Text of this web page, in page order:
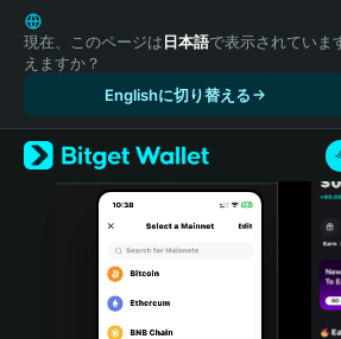
English
日本語
Tiếng Việt
Español (Latinoamérica)
Türkçe
Italiano
Português (Portugal)
現在、このページは日本語で表示されていま
えますか？
Englishに切り替える